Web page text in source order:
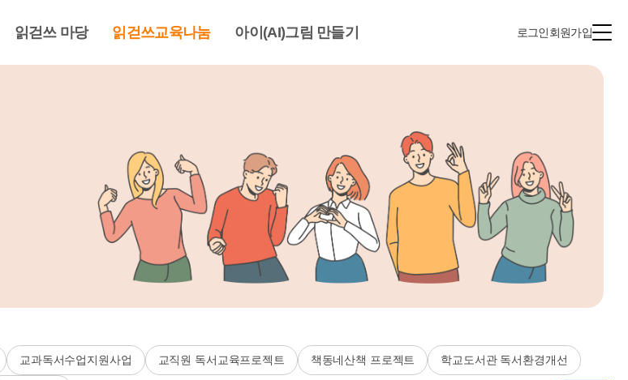
읽걷쓰 마당 읽걷쓰교육나눔 아이(AI)그림 만들기 로그인회원가입
교과독서수업지원사업 교직원 독서교육프로젝트 책동네산책 프로젝트 학교도서관 독서환경개선